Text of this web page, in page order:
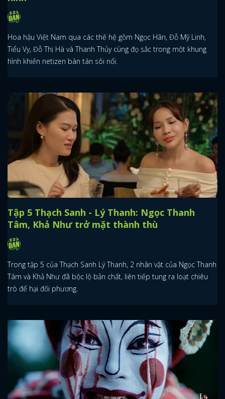
Hoa hậu Việt Nam qua các thế hệ gồm Ngọc Hân, Đỗ Mỹ Linh,
Tiểu Vy, Đỗ Thị Hà và Thanh Thủy cùng đọ sắc trong một khung
hình khiến netizen bàn tán sôi nổi.
Tập 5 Thạch Sanh - Lý Thanh: Ngọc Thanh
Tâm, Khả Như trở mặt thành thù
Trong tập 5 của Thạch Sanh Lý Thanh, 2 nhân vật của Ngọc Thanh
Tâm và Khả Như đã bộc lộ bản chất, liên tiếp tung ra loạt chiêu
trò để hại đối phương.